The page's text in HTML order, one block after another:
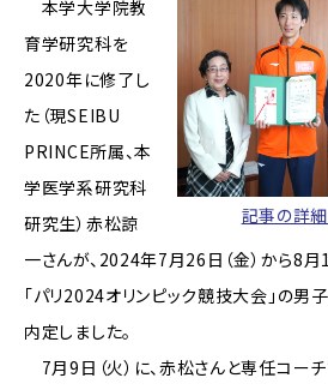
記事の詳
本学大学院教
育学研究科を
2020年に修了し
た（現SEIBU
PRINCE所属、本
学医学系研究科
研究生）赤松諒
一さんが、2024年7月26日（金）から8月
「パリ2024オリンピック競技大会」の
内定しました。
7月9日（火）に、赤松さんと専任コー